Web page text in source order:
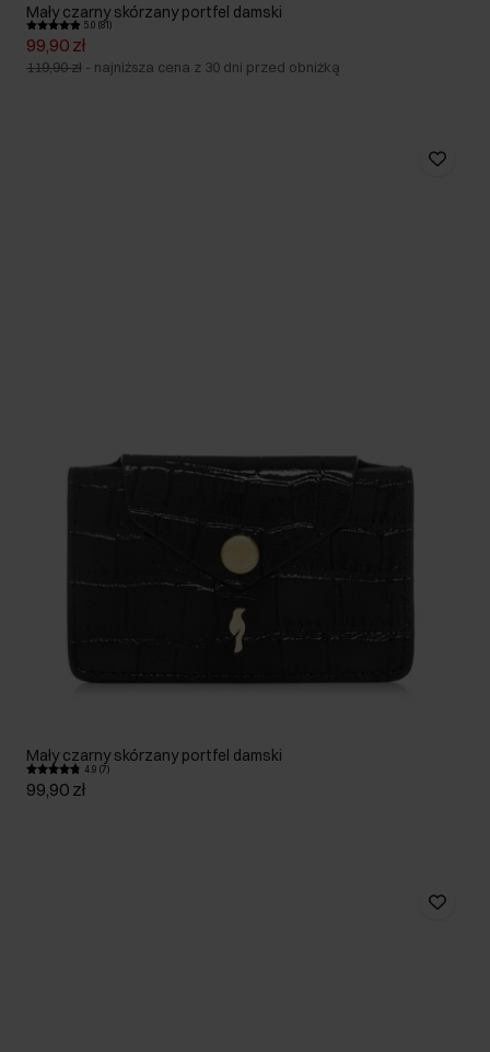
Mały czarny skórzany portfel damski
5.0 (81)
99,90 zł
119,90 zł - najniższa cena z 30 dni przed obniżką
Mały czarny skórzany portfel damski
4.9 (7)
99,90 zł